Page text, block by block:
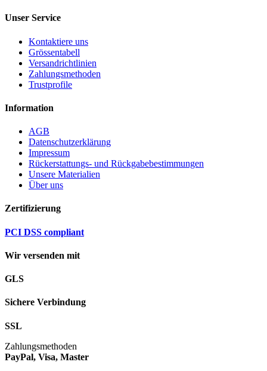
Unser Service
Kontaktiere uns
Grössentabell
Versandrichtlinien
Zahlungsmethoden
Trustprofile
Information
AGB
Datenschutzerklärung
Impressum
Rückerstattungs- und Rückgabebestimmungen
Unsere Materialien
Über uns
Zertifizierung
PCI DSS compliant
Wir versenden mit
GLS
Sichere Verbindung
SSL
Zahlungsmethoden
PayPal, Visa, Master